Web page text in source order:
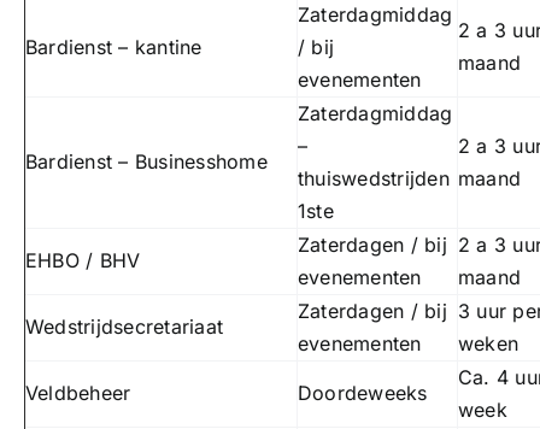
Activiteiten
Vacatures
Bardienst – kantine
Zaterdagmiddag
/ bij
evenementen
2 a 3
maand
Bardienst – Businesshome
Zaterdagmiddag
–
thuiswedstrijden
1ste
2 a 3
maand
EHBO / BHV
Zaterdagen / bij
evenementen
2 a 3
maand
Wedstrijdsecretariaat
Zaterdagen / bij
evenementen
3 uur
weken
Veldbeheer Doordeweeks
Ca. 4
week